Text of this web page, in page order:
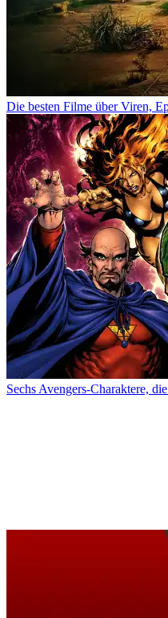
Die besten Filme über Viren,
Sechs Avengers-Charaktere,